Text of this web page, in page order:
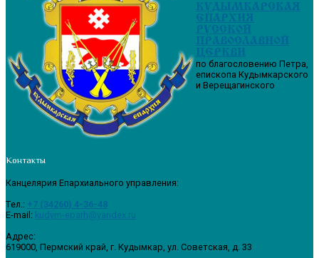
КУДЫМКАРСКАЯ
ЕПАРХИЯ
РУССКОЙ
ПРАВОСЛАВНОЙ
ЦЕРКВИ
по благословению Петра,
епископа Кудымкарского
и Верещагинского
Контакты
Канцелярия Епархиального управления:
Tел.: +7 (34260) 4-36-48
E-mail: kudym-eparh@yandex.ru
Адрес:
619000, Пермский край, г. Кудымкар, ул. Советская, д. 33